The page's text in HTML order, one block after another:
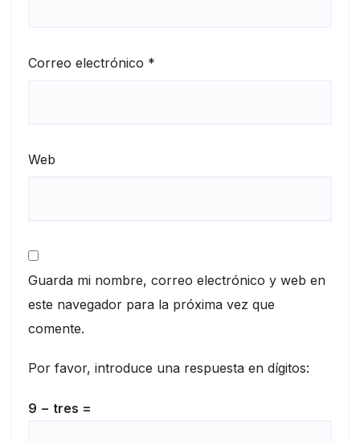
Correo electrónico *
Web
Guarda mi nombre, correo electrónico y web en
este navegador para la próxima vez que
comente.
Por favor, introduce una respuesta en dígitos:
9 − tres =